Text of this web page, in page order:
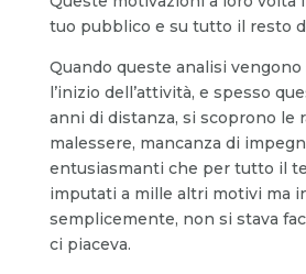
tuo pubblico e su tutto il resto
Quando queste analisi
l’inizio dell’attività, e spesso
anni di distanza, si scoprono le
malessere, mancanza di
entusiasmanti che per tutto il
imputati a mille altri motivi ma
semplicemente, non si stava
ci piaceva.